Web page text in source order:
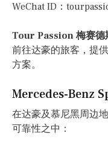
WeChat ID：
Tour Passion 梅赛
前往达豪的旅客，提
方案。
Mercedes-Benz
在达豪及慕尼黑周边
可靠性之中：